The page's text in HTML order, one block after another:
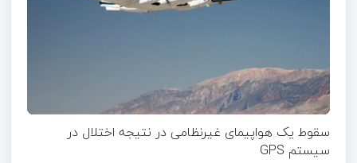
سقوط یک هواپیمای غیرنظامی در نتیجه اختلال در
سیستم‌ GPS